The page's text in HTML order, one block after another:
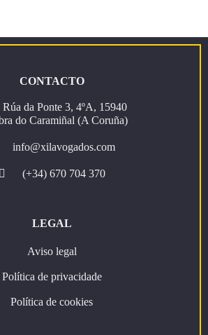
CONTACTO
Rúa da Ponte 3, 4ºA, 15940
do Caramiñal (A Coruña)
info@xilavogados.com
(+34) 670 704 370
LEGAL
Aviso legal
Política de privacidade
Política de cookies